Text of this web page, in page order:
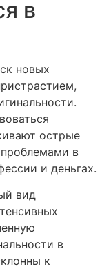
в
новых
острые
проблемами в
и деньгах.
вид
в
к